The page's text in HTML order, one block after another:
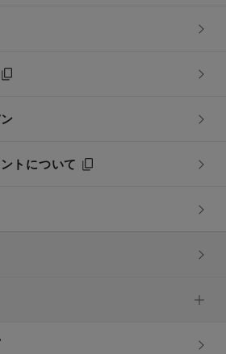
トについて